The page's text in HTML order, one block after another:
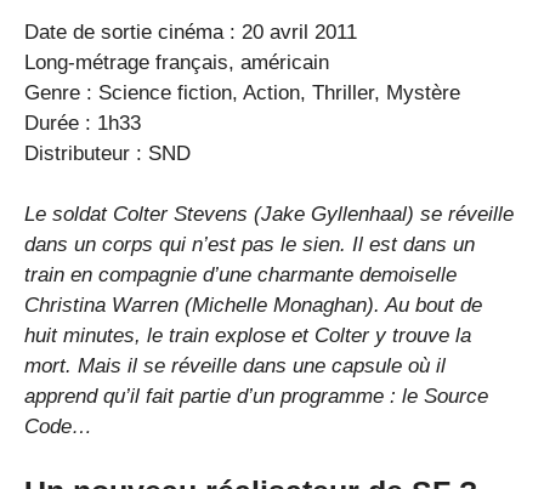
Date de sortie cinéma : 20 avril 2011
Long-métrage français, américain
Genre : Science fiction, Action, Thriller, Mystère
Durée : 1h33
Distributeur : SND
Le soldat Colter Stevens (Jake Gyllenhaal) se réveille
dans un corps qui n’est pas le sien. Il est dans un
train en compagnie d’une charmante demoiselle
Christina Warren (Michelle Monaghan). Au bout de
huit minutes, le train explose et Colter y trouve la
mort. Mais il se réveille dans une capsule où il
apprend qu’il fait partie d’un programme : le Source
Code…